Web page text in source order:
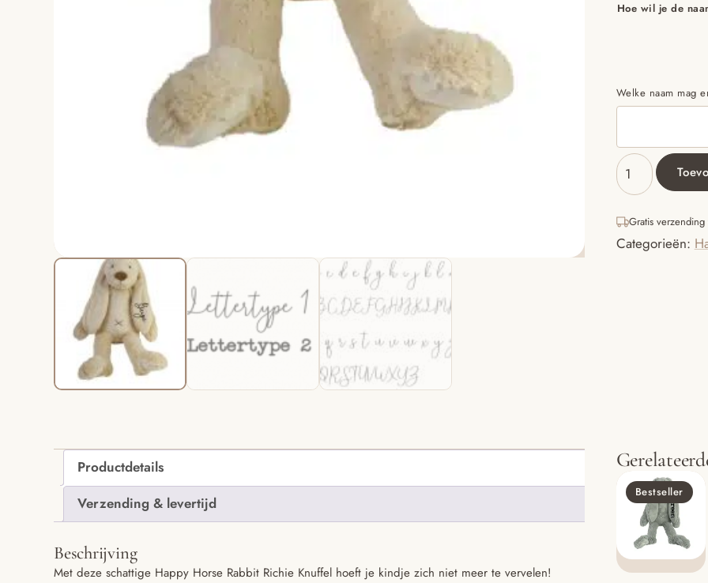
Hoe wil je de
Welke naam mag
Beige
Rabbit
aantalGratis
Categorieën:
Productdetails
Verzending & levertijd
Beschrijving
Met deze schattige Happy Horse Rabbit Richie Knuffel hoeft je kindje zich niet meer te vervelen!
Bestseller